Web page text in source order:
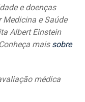
e doenças
e Saúde
Albert Einstein
mais sobre
médica